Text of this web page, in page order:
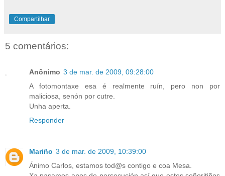
Compartilhar
5 comentários:
Anônimo 3 de mar. de 2009, 09:28:00
A fotomontaxe esa é realmente ruín, pero non por
maliciosa, senón por cutre.
Unha aperta.
Responder
Mariño 3 de mar. de 2009, 10:39:00
Ánimo Carlos, estamos tod@s contigo e coa Mesa.